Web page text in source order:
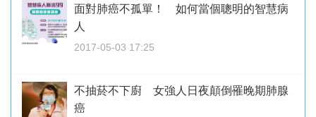
面對肺癌不孤單！ 如何當個聰明的智慧病
人
2017-05-03 17:25
不抽菸不下廚 女強人日夜顛倒罹晚期肺腺
癌